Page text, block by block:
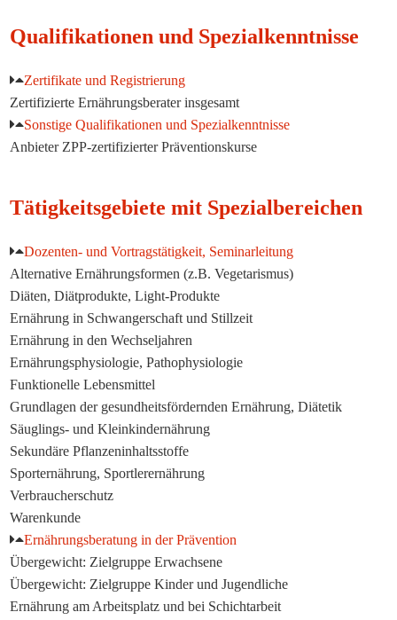
Qualifikationen und Spezialkenntnisse
Zertifikate und Registrierung
Zertifizierte Ernährungsberater insgesamt
Sonstige Qualifikationen und Spezialkenntnisse
Anbieter ZPP-zertifizierter Präventionskurse
Tätigkeitsgebiete mit Spezialbereichen
Dozenten- und Vortragstätigkeit, Seminarleitung
Alternative Ernährungsformen (z.B. Vegetarismus)
Diäten, Diätprodukte, Light-Produkte
Ernährung in Schwangerschaft und Stillzeit
Ernährung in den Wechseljahren
Ernährungsphysiologie, Pathophysiologie
Funktionelle Lebensmittel
Grundlagen der gesundheitsfördernden Ernährung, Diätetik
Säuglings- und Kleinkindernährung
Sekundäre Pflanzeninhaltsstoffe
Sporternährung, Sportlerernährung
Verbraucherschutz
Warenkunde
Ernährungsberatung in der Prävention
Übergewicht: Zielgruppe Erwachsene
Übergewicht: Zielgruppe Kinder und Jugendliche
Ernährung am Arbeitsplatz und bei Schichtarbeit